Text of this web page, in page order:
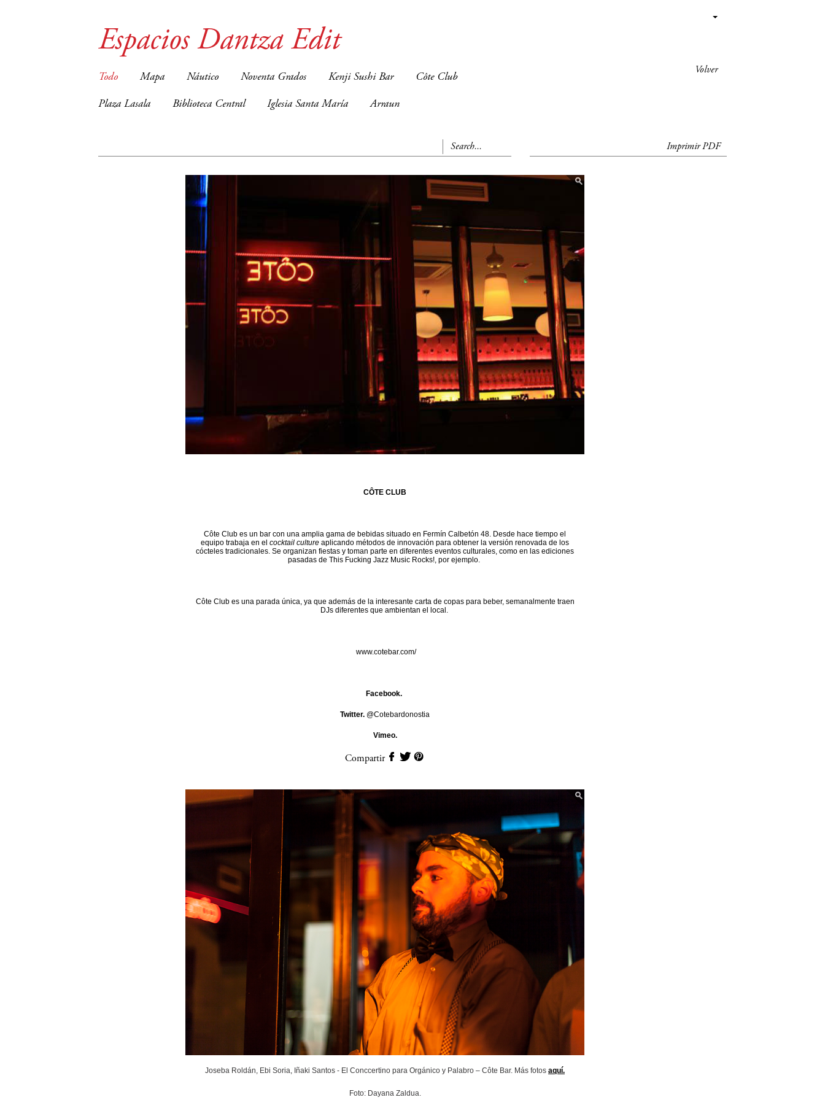
Volver
Espacios Dantza Edit
Todo Mapa Náutico Noventa Grados Kenji Sushi Bar Côte Club
Plaza Lasala Biblioteca Central Iglesia Santa María Arraun
Imprimir PDF
CÔTE CLUB
Côte Club es un bar con una amplia gama de bebidas situado en Fermín Calbetón 48. Desde hace tiempo el
equipo trabaja en el cocktail culture aplicando métodos de innovación para obtener la versión renovada de los
cócteles tradicionales. Se organizan fiestas y toman parte en diferentes eventos culturales, como en las ediciones
pasadas de This Fucking Jazz Music Rocks!, por ejemplo.
Côte Club es una parada única, ya que además de la interesante carta de copas para beber, semanalmente traen
DJs diferentes que ambientan el local.
www.cotebar.com/
Facebook.
Twitter. @Cotebardonostia
Vimeo.
Compartir
Joseba Roldán, Ebi Soria, Iñaki Santos - El Conccertino para Orgánico y Palabro – Côte Bar. Más fotos aquí.
Foto: Dayana Zaldua.